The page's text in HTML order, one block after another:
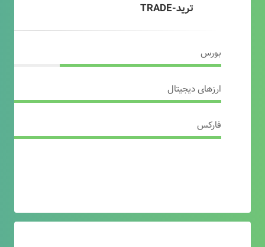
ترید-TRADE
بورس
ارزهای دیجیتال
فارکس